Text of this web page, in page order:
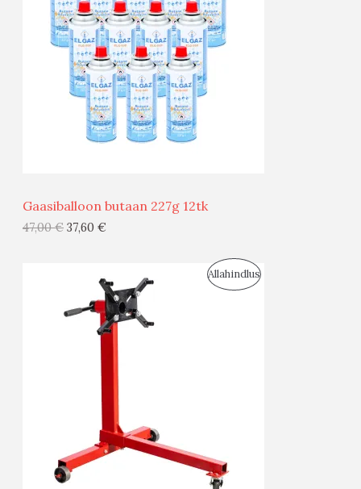
S
Gaasiballoon butaan 227g 12tk
47,00€ 37,60 €
AllahindlusS